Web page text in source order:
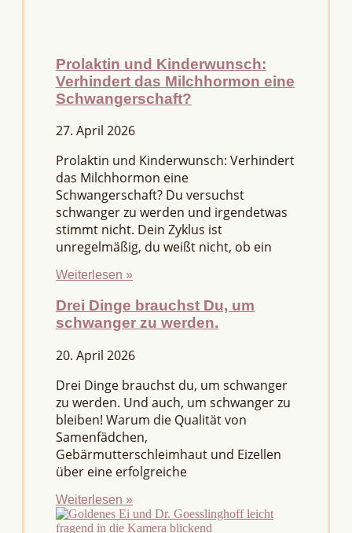
Prolaktin und Kinderwunsch:
Verhindert das Milchhormon eine
Schwangerschaft?
27. April 2026
Prolaktin und Kinderwunsch: Verhindert
das Milchhormon eine
Schwangerschaft? Du versuchst
schwanger zu werden und irgendetwas
stimmt nicht. Dein Zyklus ist
unregelmäßig, du weißt nicht, ob ein
Weiterlesen »
Drei Dinge brauchst Du, um
schwanger zu werden.
20. April 2026
Drei Dinge brauchst du, um schwanger
zu werden. Und auch, um schwanger zu
bleiben! Warum die Qualität von
Samenfädchen,
Gebärmutterschleimhaut und Eizellen
über eine erfolgreiche
Weiterlesen »